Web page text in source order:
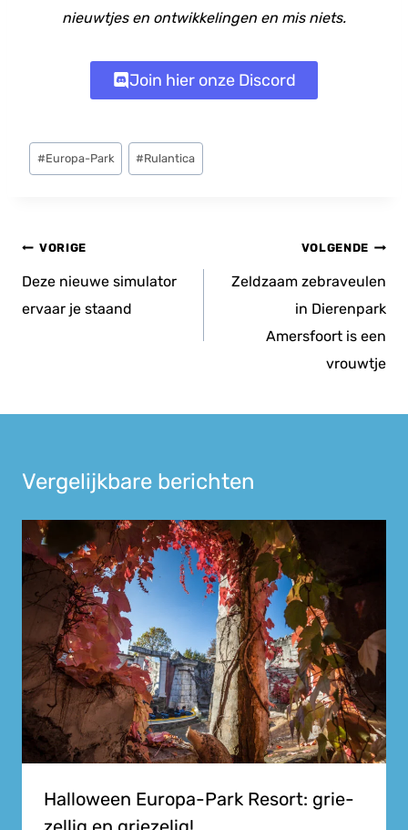
nieuwtjes en ontwikkelingen en mis niets.
Join hier onze Discord
Bericht
tags:
#Europa-Park #Rulantica
Bericht
navigatie
VORIGE
Deze nieuwe simulator
ervaar je staand
VOLGENDE
Zeldzaam zebraveulen
in Dierenpark
Amersfoort is een
vrouwtje
Vergelijkbare berichten
Halloween Europa-Park Resort: grie-